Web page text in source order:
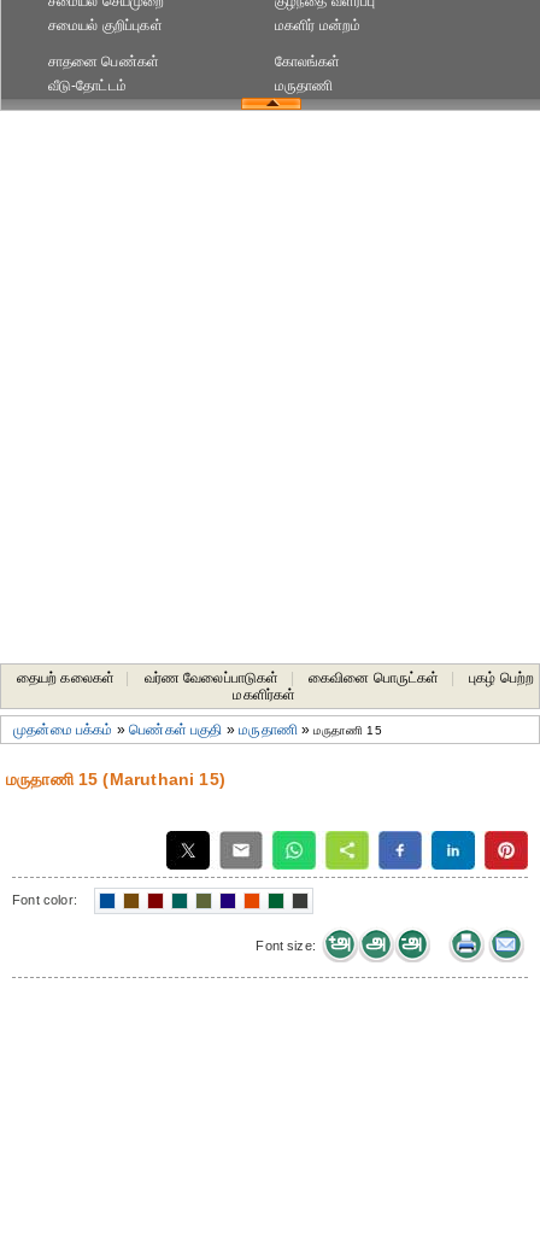
சமையல் குறிப்புகள்
மகளிர் மன்றம்
சாதனை பெண்கள்
வீடு-தோட்டம்
கோலங்கள்
மருதாணி
தையற் கலைகள் வர்ண வேலைப்பாடுகள் கைவினை பொருட்கள்
புகழ் பெற்ற
மகளிர்கள்
முதன்மை பக்கம் »பெண்கள் பகுதி »மருதாணி»மருதாணி 15
மருதாணி 15 (Maruthani 15)
Font color:
Font size: